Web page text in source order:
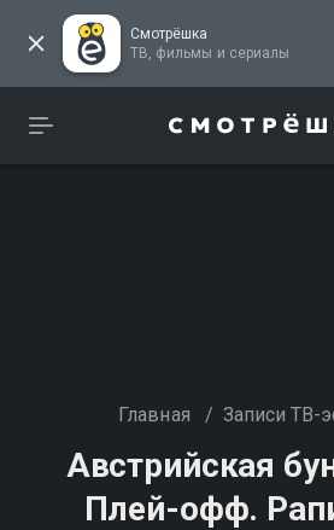
Смотрёшка
ТВ, фильмы и сериалы
Главная / Записи ТВ-
Австрийская
Плей-офф.